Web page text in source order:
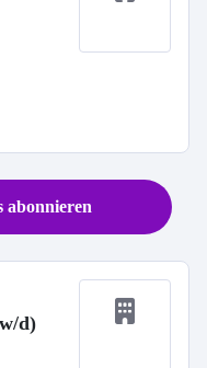
abonnieren
d)